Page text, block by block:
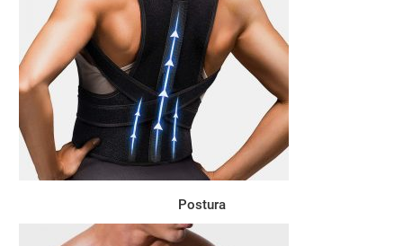
Postura